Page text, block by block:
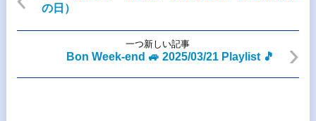
の日）
一つ新しい記事
Bon Week-end 🚙 2025/03/21 Playlist 🎵